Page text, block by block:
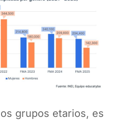
grupos etarios, es